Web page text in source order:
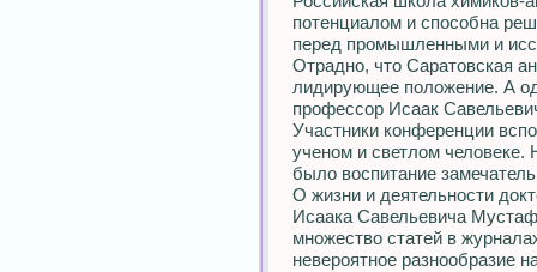
потенциалом и способна
перед промышленными и
Отрадно, что Саратовская
лидирующее положение. А
профессор Исаак
Участники конференции
ученом и светлом человеке.
было воспитание
О жизни и деятельности
Исаака Савельевича
множество статей в
невероятное разнообразие